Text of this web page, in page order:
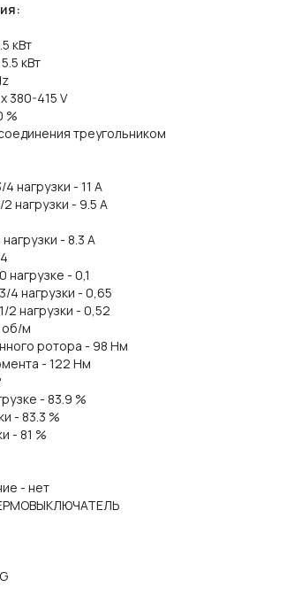
кВт
кВт
380-415 V
%
треугольником
нагрузки - 11 A
нагрузки - 9.5 A
- 8.3 A
- 0,1
4 нагрузки - 0,65
2 нагрузки - 0,52
об/м
ротора - 98 Нм
- 122 Нм
- 83.9 %
- 83.3 %
- 81 %
- нет